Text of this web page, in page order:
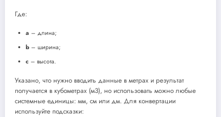
Где:
а – длина;
b – ширина;
c – высота.
Указано, что нужно вводить данные в метрах и результат
получается в кубометрах (м3), но использовать можно любые
системные единицы: мм, см или дм. Для конвертации
используйте подсказки: